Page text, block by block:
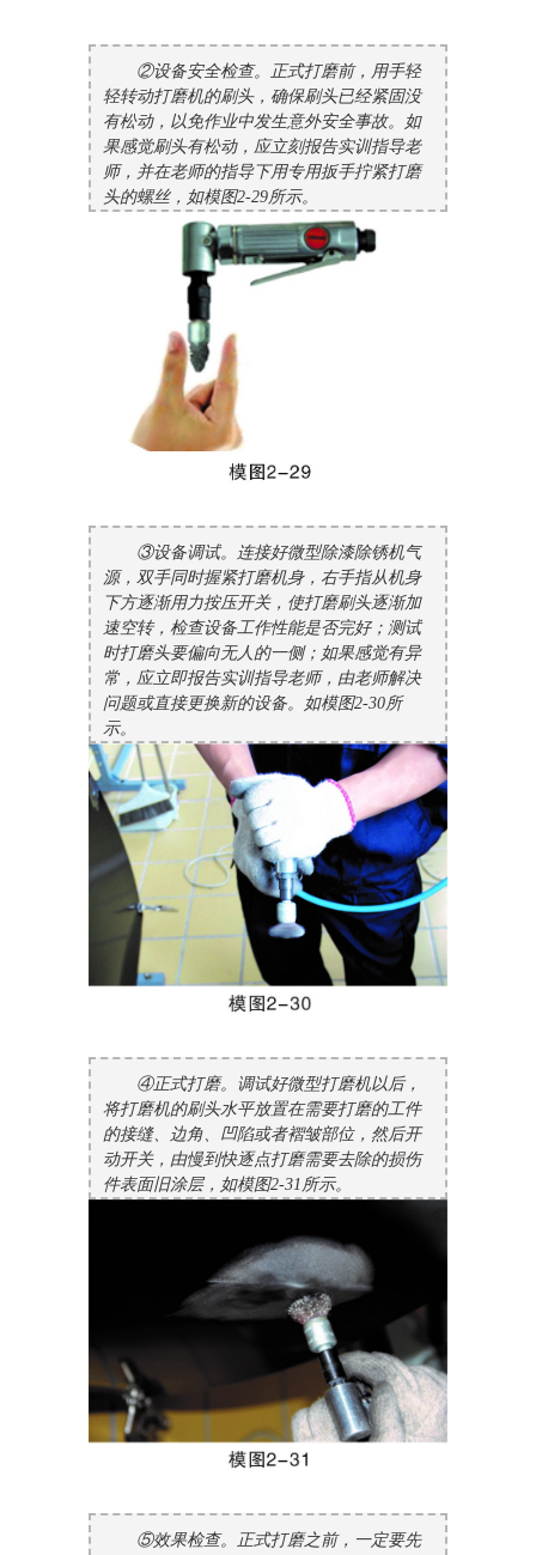
②设备安全检查。正式打磨前，用手轻
轻转动打磨机的刷头，确保刷头已经紧固没
有松动，以免作业中发生意外安全事故。如
果感觉刷头有松动，应立刻报告实训指导老
师，并在老师的指导下用专用扳手拧紧打磨
头的螺丝，如模图2-29所示。
③设备调试。连接好微型除漆除锈机气
源，双手同时握紧打磨机身，右手指从机身
下方逐渐用力按压开关，使打磨刷头逐渐加
速空转，检查设备工作性能是否完好；测试
时打磨头要偏向无人的一侧；如果感觉有异
常，应立即报告实训指导老师，由老师解决
问题或直接更换新的设备。如模图2-30所
示。
④正式打磨。调试好微型打磨机以后，
将打磨机的刷头水平放置在需要打磨的工件
的接缝、边角、凹陷或者褶皱部位，然后开
动开关，由慢到快逐点打磨需要去除的损伤
件表面旧涂层，如模图2-31所示。
⑤效果检查。正式打磨之前，一定要先